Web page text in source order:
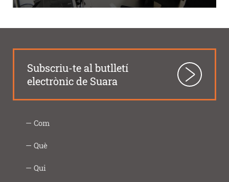
Subscriu-te al butlletí
electrònic de Suara
Com
Intercooperació
Proximitat
Innovació
Social
Responsabilitat
Transparència
Com
fem
Imprescindibles
Què
Infància
Gent
Ocupació
Acció
Empresa
Què
Formació
Qui